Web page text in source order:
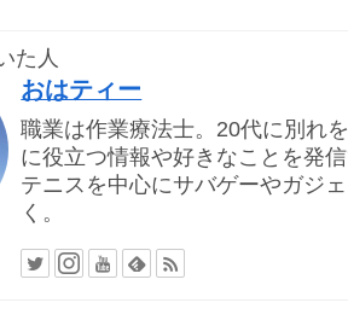
た人
おはティー
職業は作業療法士。20代に別れ
に役立つ情報や好きなことを発
テニスを中心にサバゲーやガジ
く。